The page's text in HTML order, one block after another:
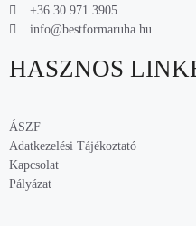
+36 30 971 3905
info@bestformaruha.hu
HASZNOS
ÁSZF
Adatkezelési Tájékoztató
Kapcsolat
Pályázat